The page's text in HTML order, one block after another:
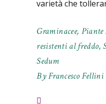
varietà che
Graminacee, Piante
resistenti al freddo,
Sedum
ByFrancesco Fellini